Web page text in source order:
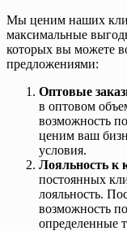
Мы ценим наших
максимальные
которых вы можете
предложениями:
Оптовые
в оптовом
возможность
ценим ваш
условия.
Лояльность к
постоянных
лояльность.
возможность
определенные